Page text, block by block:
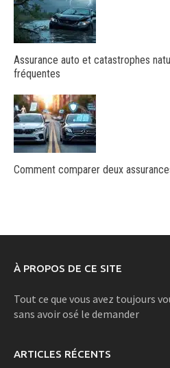
Assurance auto et catastrophes
fréquentes
Comment comparer deux
À PROPOS DE CE SITE
Tout ce que vous avez toujours
sans avoir osé le demander
ARTICLES RÉCENTS